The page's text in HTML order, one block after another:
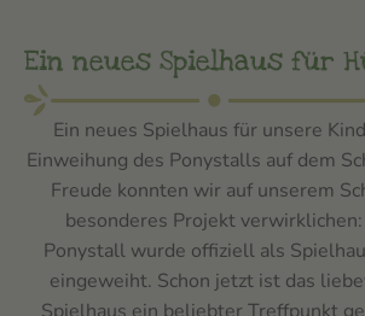
Ein neues Spielhaus für
Ein neues Spielhaus für unsere
Einweihung des Ponystalls auf dem
Freude konnten wir auf unserem
besonderes Projekt
Ponystall wurde offiziell als
eingeweiht. Schon jetzt ist das